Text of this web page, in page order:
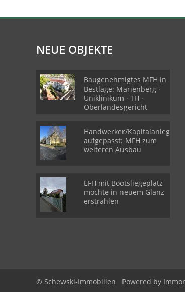
NEUE OBJEKTE
Baugenehmigtes MFH in
Bestlage: Marienberg ·
Uniklinikum · TH ·
Oberlandesgericht
Handwerker/Kapitalanleger
aufgepasst: MFH zum
weiteren Ausbau
EFH mit Bootsliegeplatz
möchte in neuem Glanz
erstrahlen
© Schewski-Immobilien Powered by